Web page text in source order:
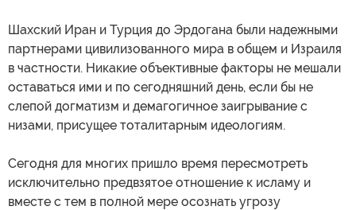
Шахский Иран и Турция до Эрдогана были надежными
партнерами цивилизованного мира в общем и Израиля
в частности. Никакие объективные факторы не мешали
оставаться ими и по сегодняшний день, если бы не
слепой догматизм и демагогичное заигрывание с
низами, присущее тоталитарным идеологиям.
Сегодня для многих пришло время пересмотреть
исключительно предвзятое отношение к исламу и
вместе с тем в полной мере осознать угрозу